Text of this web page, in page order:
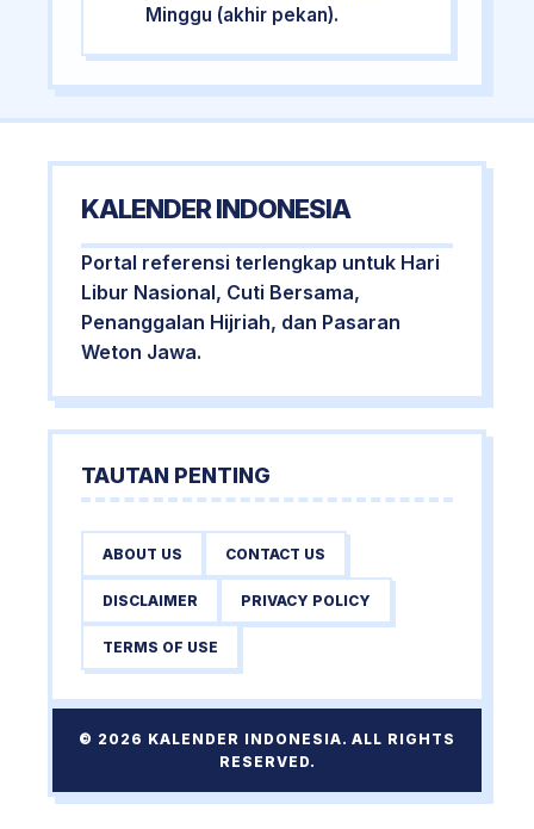
Minggu (akhir pekan).
KALENDER INDONESIA
Portal referensi terlengkap untuk Hari
Libur Nasional, Cuti Bersama,
Penanggalan Hijriah, dan Pasaran
Weton Jawa.
TAUTAN PENTING
ABOUT US CONTACT US
DISCLAIMER PRIVACY POLICY
TERMS OF USE
© 2026 KALENDER INDONESIA. ALL RIGHTS
RESERVED.